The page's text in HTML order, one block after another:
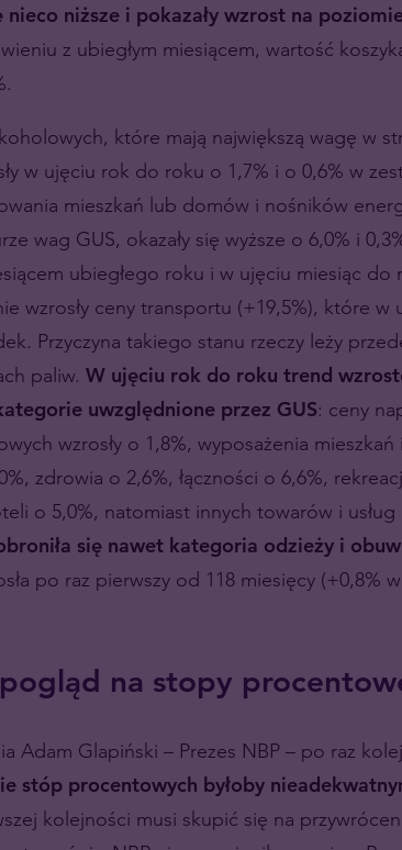
nieco niższe i pokazały wzrost na
z ubiegłym miesiącem, wartość
które mają największą wagę w
w ujęciu rok do roku o 1,7% i o 0,6% w
mieszkań lub domów i nośników
wag GUS, okazały się wyższe o 6,0% i
ubiegłego roku i w ujęciu miesiąc do
wzrosły ceny transportu (+19,5%), które w
Przyczyna takiego stanu rzeczy leży
paliw. W ujęciu rok do roku trend
uwzględnione przez GUS: ceny
wzrosły o 1,8%, wyposażenia
zdrowia o 2,6%, łączności o 6,6%,
o 5,0%, natomiast innych towarów i usług
się nawet kategoria odzieży i
po raz pierwszy od 118 miesięcy (+0,8%
na stopy
Adam Glapiński – Prezes NBP – po raz
stóp procentowych byłoby
kolejności musi skupić się na